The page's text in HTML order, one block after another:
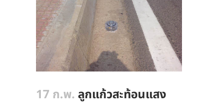
17 ก.พ. ลูกแก้วสะท้อนแสง